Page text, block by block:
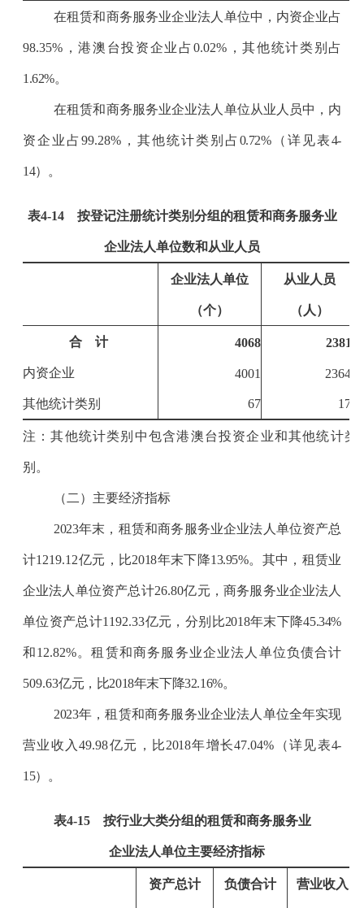
在租赁和商务服务业企业法人单位中，内资企业占
98.35%，港澳台投资企业占0.02%，其他统计类别占
1.62%。
在租赁和商务服务业企业法人单位从业人员中，内
资企业占99.28%，其他统计类别占0.72%（详见表4-
14）。
表4-14按登记注册统计类别分组的租赁和商务服务业
企业法人单位数和从业人员
企业法人单位
（个）
从业人员
（人）
合 计 4068 23811
内资企业 4001 23640
其他统计类别 67 171
注：其他统计类别中包含港澳台投资企业和其他统计类
别。
（二）主要经济指标
2023年末，租赁和商务服务业企业法人单位资产总
计1219.12亿元，比2018年末下降13.95%。其中，租赁业
企业法人单位资产总计26.80亿元，商务服务业企业法人
单位资产总计1192.33亿元，分别比2018年末下降45.34%
和12.82%。租赁和商务服务业企业法人单位负债合计
509.63亿元，比2018年末下降32.16%。
2023年，租赁和商务服务业企业法人单位全年实现
营业收入49.98亿元，比2018年增长47.04%（详见表4-
15）。
表4-15按行业大类分组的租赁和商务服务业
企业法人单位主要经济指标
资产总计 负债合计 营业收入